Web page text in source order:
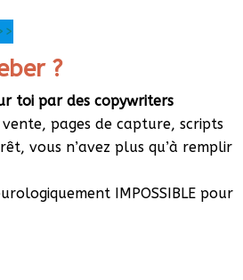
?
toi par des copywriters
pages de capture, scripts
vous n’avez plus qu’à remplir
IMPOSSIBLE pour